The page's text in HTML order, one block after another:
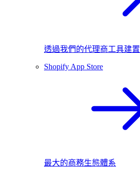
透過我們的代理商工具建置
Shopify App Store
最大的商務生態體系